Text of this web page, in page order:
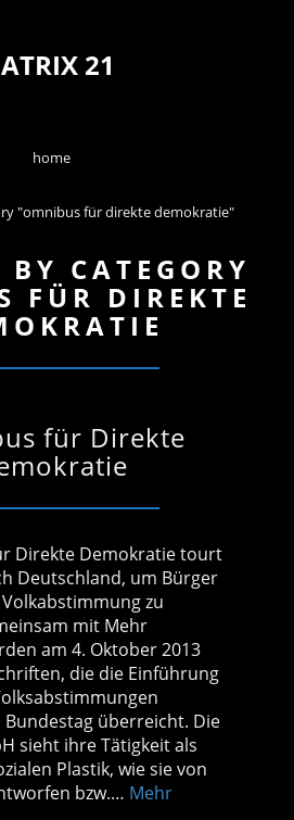
21
home
"omnibus für direkte demokratie"
CATEGORY
FÜR DIREKTE
für Direkte
Direkte Demokratie tourt
Deutschland, um Bürger
zu
mit Mehr
am 4. Oktober 2013
die die Einführung
überreicht. Die
sieht ihre Tätigkeit als
Plastik, wie sie von
bzw.… Mehr